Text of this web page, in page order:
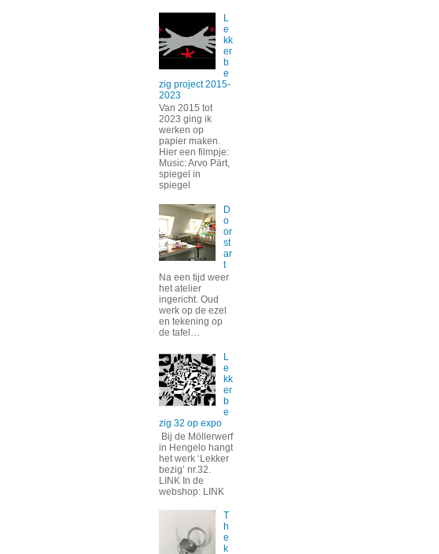
L
e
kk
er
b
e
zig project 2015-
2023
Van 2015 tot
2023 ging ik
werken op
papier maken.
Hier een filmpje:
Music: Arvo Pärt,
spiegel in
spiegel
D
o
or
st
ar
t
Na een tijd weer
het atelier
ingericht. Oud
werk op de ezel
en tekening op
de tafel…
L
e
kk
er
b
e
zig 32 op expo
Bij de Möllerwerf
in Hengelo hangt
het werk ‘Lekker
bezig’ nr.32.
LINK In de
webshop: LINK
T
h
e
k